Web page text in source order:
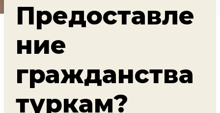
Предоставле
ние
гражданства
туркам?